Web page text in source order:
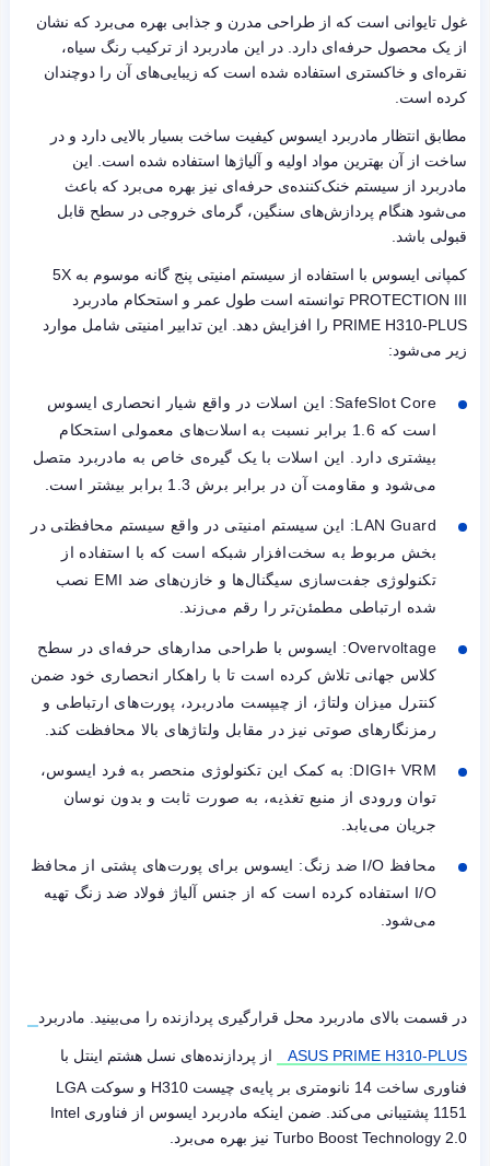
غول تایوانی است که از طراحی مدرن و جذابی بهره می‌برد که نشان
از یک محصول حرفه‌ای دارد. در این مادربرد از ترکیب رنگ سیاه،
نقره‌ای و خاکستری استفاده شده است که زیبایی‌های آن را دوچندان
کرده است.
مطابق انتظار مادربرد ایسوس کیفیت ساخت بسیار بالایی دارد و در
ساخت از آن بهترین مواد اولیه و آلیاژها استفاده شده است. این
مادربرد از سیستم خنک‌کننده‌ی حرفه‌ای نیز بهره می‌برد که باعث
می‌شود هنگام پردازش‌های سنگین، گرمای خروجی در سطح قابل
قبولی باشد.
کمپانی ایسوس با استفاده از سیستم امنیتی پنج گانه موسوم به 5X
PROTECTION III توانسته است طول عمر و استحکام مادربرد
PRIME H310-PLUS را افزایش دهد. این تدابیر امنیتی شامل موارد
زیر می‌شود:
SafeSlot Core: این اسلات در واقع شیار انحصاری ایسوس
است که 1.6 برابر نسبت به اسلات‌های معمولی استحکام
بیشتری دارد. این اسلات با یک گیره‌ی خاص به مادربرد متصل
می‌شود و مقاومت آن در برابر برش 1.3 برابر بیشتر است.
LAN Guard: این سیستم امنیتی در واقع سیستم محافظتی در
بخش مربوط به سخت‌افزار شبکه است که با استفاده از
تکنولوژی جفت‌سازی سیگنال‌ها و خازن‌های ضد EMI نصب
شده ارتباطی مطمئن‌تر را رقم می‌زند.
Overvoltage: ایسوس با طراحی مدارهای حرفه‌ای در سطح
کلاس جهانی تلاش کرده است تا با راهکار انحصاری خود ضمن
کنترل میزان ولتاژ، از چیپست مادربرد، پورت‌های ارتباطی و
رمزنگارهای صوتی نیز در مقابل ولتاژهای بالا محافظت کند.
DIGI+ VRM: به کمک این تکنولوژی منحصر به‌ فرد ایسوس،
توان ورودی از منبع تغذیه، به صورت ثابت و بدون نوسان
جریان می‌یابد.
محافظ I/O ضد زنگ: ایسوس برای پورت‌های پشتی از محافظ
I/O استفاده کرده است که از جنس آلیاژ فولاد ضد زنگ تهیه
می‌شود.
در قسمت بالای مادربرد محل قرارگیری پردازنده را می‌بینید. مادربرد
ASUS PRIME H310-PLUS
از پردازنده‌های نسل هشتم اینتل با
فناوری ساخت 14 نانومتری بر پایه‌ی چیست
H310 و سوکتLGA
1151 پشتیبانی می‌کند. ضمن اینکه مادربرد ایسوس از فناوری Intel
Turbo Boost Technology 2.0 نیز بهره می‌برد.